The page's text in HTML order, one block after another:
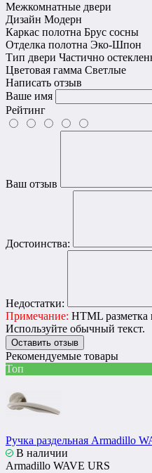
Межкомнатные двери
Дизайн Модерн
Каркас полотна Брус сосны
Отделка полотна Эко-Шпон
Тип двери Частично
Цветовая гамма Светлые
Написать отзыв
Ваше имя
Рейтинг
Ваш отзыв
Достоинства:
Недостатки:
Примечание: HTML разметка
Используйте обычный текст.
Оставить отзыв
Рекомендуемые товары
Топ
Ручка раздельная Armadillo
В наличии
Armadillo WAVE URS